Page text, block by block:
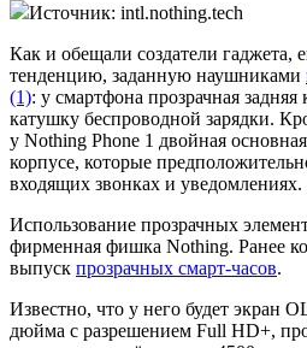
Источник: intl.nothing.tech
Как и обещали создатели гаджета,
тенденцию, заданную наушниками
(1): у смартфона прозрачная
катушку беспроводной зарядки.
у Nothing Phone 1 двойная
корпусе, которые
входящих звонках и уведомлениях.
Использование прозрачных
фирменная фишка Nothing. Ранее
выпуск прозрачных смарт-часов.
Известно, что у него будет экран
дюйма с разрешением Full HD+,